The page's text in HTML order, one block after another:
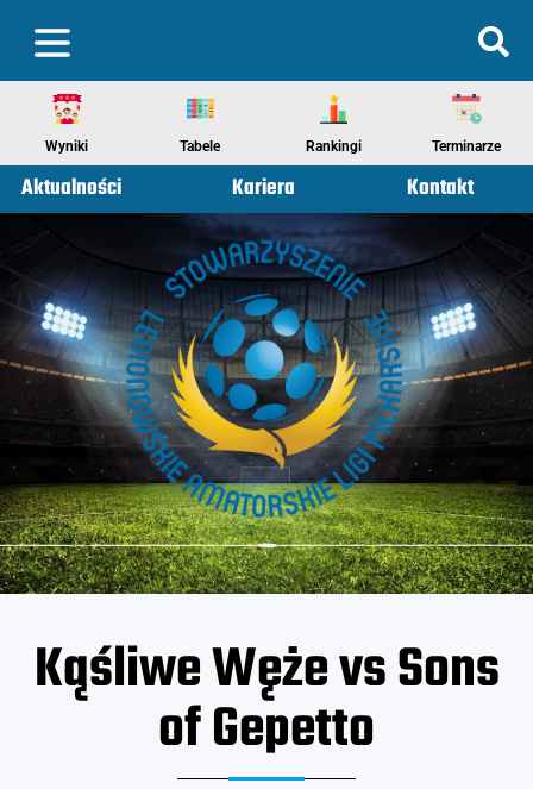
Wyniki Tabele Rankingi Terminarze
Aktualności Kariera Kontakt
Kąśliwe Węże vs Sons
of Gepetto